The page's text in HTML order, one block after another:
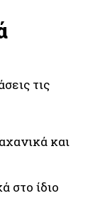
τις
και
στο ίδιο